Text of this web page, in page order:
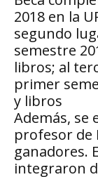
2018 en la
segundo
semestre
libros; al
primer
y libros
Además, se
profesor de
ganadores.
integraron